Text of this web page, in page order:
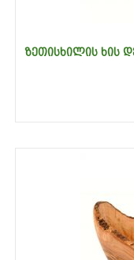
ᲖᲔᲗᲘᲡᲮᲘᲚᲘᲡ ᲮᲘᲡ